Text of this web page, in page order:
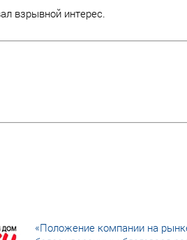
взрывной интерес.
«Положение компании на